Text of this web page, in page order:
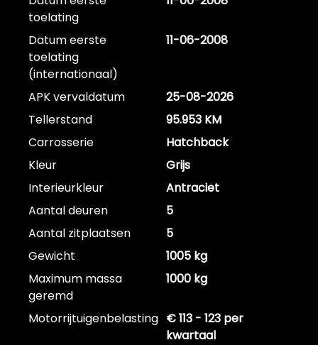
toelating
Datum eerste
toelating
(internationaal)
11-06-2008
APK vervaldatum
25-08-2026
Tellerstand
95.953 KM
Carrosserie
Hatchback
Kleur
Grijs
Interieurkleur
Antraciet
Aantal deuren
5
Aantal zitplaatsen
5
Gewicht
1005 kg
Maximum massa
geremd
1000 kg
Motorrijtuigenbelasting € 113 - 123 per
kwartaal